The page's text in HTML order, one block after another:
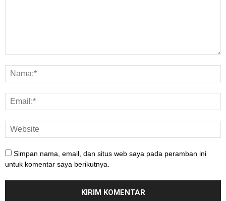
Simpan nama, email, dan situs web saya pada peramban ini
untuk komentar saya berikutnya.